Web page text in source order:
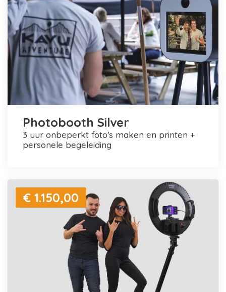
Photobooth Silver
3 uur onbeperkt foto's maken en printen +
personele begeleiding
€ 1.150,00